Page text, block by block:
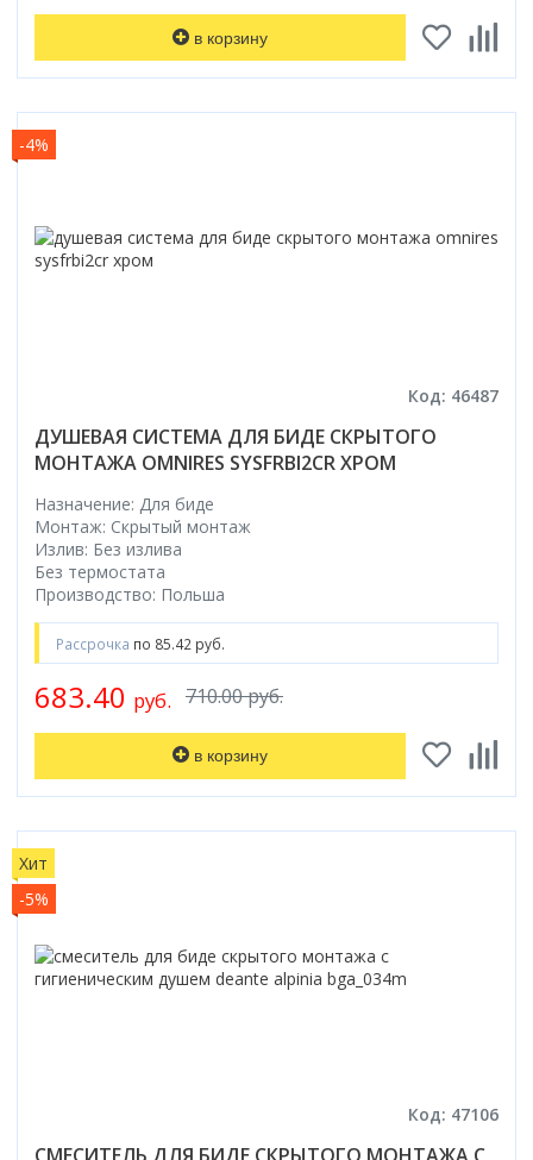
в корзину
-4%
Код: 46487
ДУШЕВАЯ СИСТЕМА ДЛЯ БИДЕ СКРЫТОГО
МОНТАЖА OMNIRES SYSFRBI2CR ХРОМ
Назначение: Для биде
Монтаж: Скрытый монтаж
Излив: Без излива
Без термостата
Производство: Польша
Рассрочка по 85.42 руб.
710.00 руб.
683.40 руб.
в корзину
Хит
-5%
Код: 47106